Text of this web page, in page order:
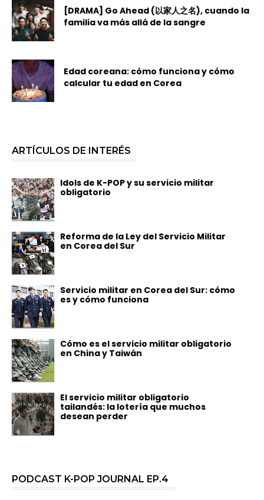
[DRAMA] Go Ahead (以家人之名), cuando la
familia va más allá de la sangre
Edad coreana: cómo funciona y cómo
calcular tu edad en Corea
ARTÍCULOS DE INTERÉS
Idols de K-POP y su servicio militar
obligatorio
Reforma de la Ley del Servicio Militar
en Corea del Sur
Servicio militar en Corea del Sur: cómo
es y cómo funciona
Cómo es el servicio militar obligatorio
en China y Taiwán
El servicio militar obligatorio
tailandés: la lotería que muchos
desean perder
PODCAST K-POP JOURNAL EP.4